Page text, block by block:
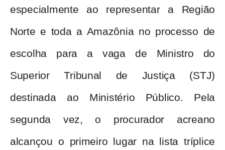
especialmente ao representar a Região
Norte e toda a Amazônia no processo de
escolha para a vaga de Ministro do
Superior Tribunal de Justiça (STJ)
destinada ao Ministério Público. Pela
segunda vez, o procurador acreano
alcançou o primeiro lugar na lista tríplice